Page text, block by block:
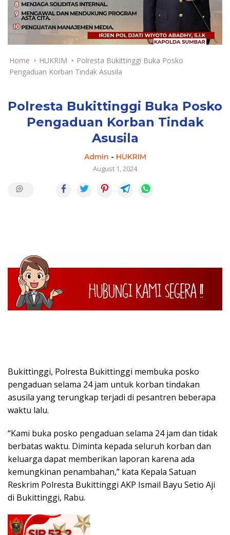
y
a
a
n
T
k
n
Home HUKRIM
Polresta Bukittinggi Buka Posko
Pengaduan Korban Tindak Asusila
Polresta Bukittinggi Buka Posko
Pengaduan Korban Tindak
Asusila
Admin - HUKRIM
August 1, 2024
Bukittinggi, Polresta Bukittinggi membuka posko
pengaduan selama 24 jam untuk korban tindakan
asusila yang terungkap terjadi di pesantren beberapa
waktu lalu.
“Kami buka posko pengaduan selama 24 jam dan tidak
berbatas waktu. Diminta kepada seluruh korban dan
keluarga dapat memberikan laporan karena ada
kemungkinan penambahan,” kata Kepala Satuan
Reskrim Polresta Bukittinggi AKP Ismail Bayu Setio Aji
di Bukittinggi, Rabu.